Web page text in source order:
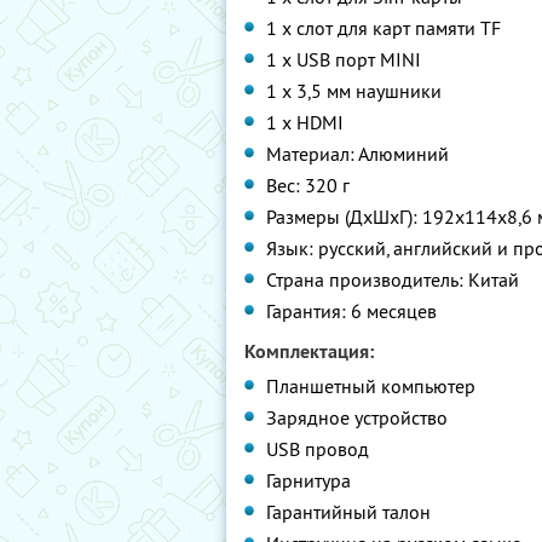
1 х слот для карт памяти TF
1 х USB порт MINI
1 х 3,5 мм наушники
1 х HDMI
Материал: Алюминий
Вес: 320 г
Размеры (ДхШхГ): 192x114x8,6
Язык: русский, английский и
Страна производитель: Китай
Гарантия: 6 месяцев
Комплектация:
Планшетный компьютер
Зарядное устройство
USB провод
Гарнитура
Гарантийный талон